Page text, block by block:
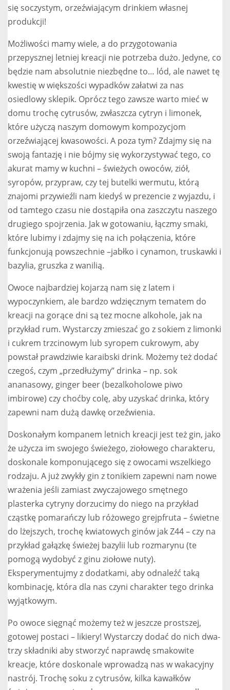
się soczystym, orzeźwiającym drinkiem własnej
produkcji!
Możliwości mamy wiele, a do przygotowania
przepysznej letniej kreacji nie potrzeba dużo. Jedyne, co
będzie nam absolutnie niezbędne to… lód, ale nawet tę
kwestię w większości wypadków załatwi za nas
osiedlowy sklepik. Oprócz tego zawsze warto mieć w
domu trochę cytrusów, zwłaszcza cytryn i limonek,
które użyczą naszym domowym kompozycjom
orzeźwiającej kwasowości. A poza tym? Zdajmy się na
swoją fantazję i nie bójmy się wykorzystywać tego, co
akurat mamy w kuchni – świeżych owoców, ziół,
syropów, przypraw, czy tej butelki wermutu, którą
znajomi przywieźli nam kiedyś w prezencie z wyjazdu, i
od tamtego czasu nie dostąpiła ona zaszczytu naszego
drugiego spojrzenia. Jak w gotowaniu, łączmy smaki,
które lubimy i zdajmy się na ich połączenia, które
funkcjonują powszechnie –jabłko i cynamon, truskawki i
bazylia, gruszka z wanilią.
Owoce najbardziej kojarzą nam się z latem i
wypoczynkiem, ale bardzo wdzięcznym tematem do
kreacji na gorące dni są tez mocne alkohole, jak na
przykład rum. Wystarczy zmieszać go z sokiem z limonki
i cukrem trzcinowym lub syropem cukrowym, aby
powstał prawdziwie karaibski drink. Możemy też dodać
czegoś, czym „przedłużymy” drinka – np. sok
ananasowy, ginger beer (bezalkoholowe piwo
imbirowe) czy choćby colę, aby uzyskać drinka, który
zapewni nam dużą dawkę orzeźwienia.
Doskonałym kompanem letnich kreacji jest też gin, jako
że użycza im swojego świeżego, ziołowego charakteru,
doskonale komponującego się z owocami wszelkiego
rodzaju. A już zwykły gin z tonikiem zapewni nam nowe
wrażenia jeśli zamiast zwyczajowego smętnego
plasterka cytryny dorzucimy do niego na przykład
cząstkę pomarańczy lub różowego grejpfruta – świetne
do lżejszych, trochę kwiatowych ginów jak Z44 – czy na
przykład gałązkę świeżej bazylii lub rozmarynu (te
pomogą wydobyć z ginu ziołowe nuty).
Eksperymentujmy z dodatkami, aby odnaleźć taką
kombinację, która dla nas czyni charakter tego drinka
wyjątkowym.
Po owoce sięgnąć możemy też w jeszcze prostszej,
gotowej postaci – likiery! Wystarczy dodać do nich dwa-
trzy składniki aby stworzyć naprawdę smakowite
kreacje, które doskonale wprowadzą nas w wakacyjny
nastrój. Trochę soku z cytrusów, kilka kawałków